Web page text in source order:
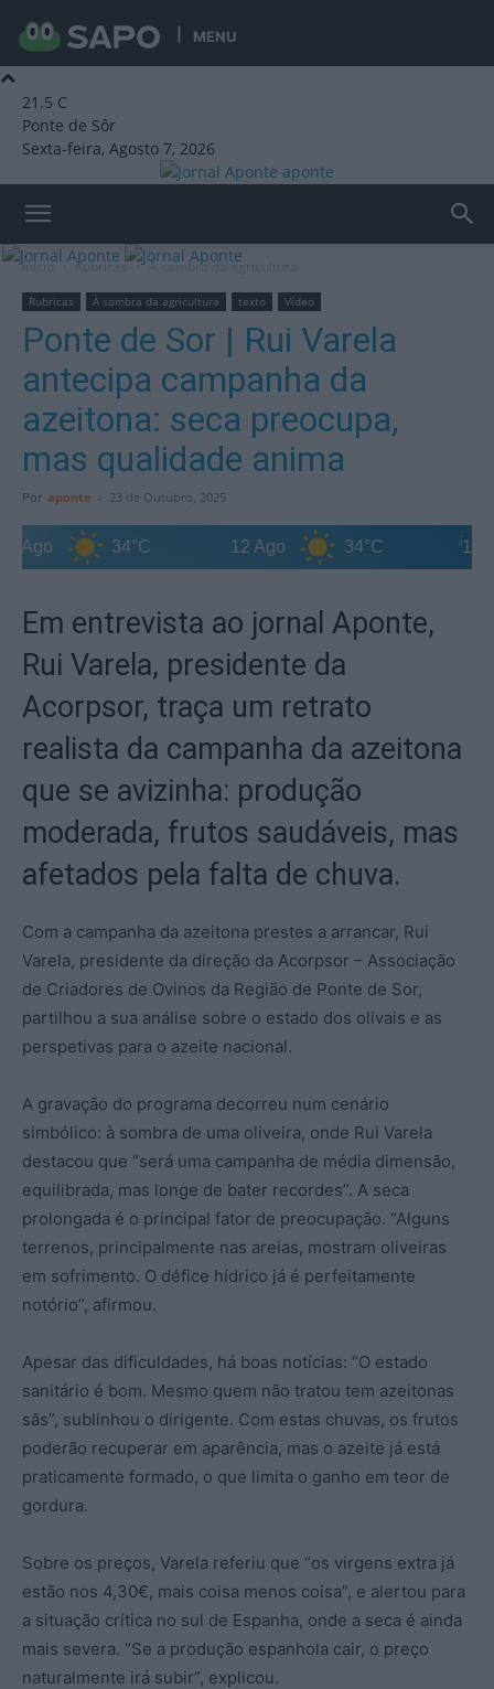
MENU
21.5 C
Ponte de Sôr
Sexta-feira, Agosto 7, 2026
aponte
Início Rubricas À sombra da agricultura
Rubricas À sombra da agricultura texto Vídeo
Ponte de Sor | Rui Varela
antecipa campanha da
azeitona: seca preocupa,
mas qualidade anima
Por aponte - 23 de Outubro, 2025
34°C 12 Ago 34°C 13 Ago
Em entrevista ao jornal Aponte,
Rui Varela, presidente da
Acorpsor, traça um retrato
realista da campanha da azeitona
que se avizinha: produção
moderada, frutos saudáveis, mas
afetados pela falta de chuva.
Com a campanha da azeitona prestes a arrancar, Rui
Varela, presidente da direção da Acorpsor – Associação
de Criadores de Ovinos da Região de Ponte de Sor,
partilhou a sua análise sobre o estado dos olivais e as
perspetivas para o azeite nacional.
A gravação do programa decorreu num cenário
simbólico: à sombra de uma oliveira, onde Rui Varela
destacou que “será uma campanha de média dimensão,
equilibrada, mas longe de bater recordes”. A seca
prolongada é o principal fator de preocupação. “Alguns
terrenos, principalmente nas areias, mostram oliveiras
em sofrimento. O défice hídrico já é perfeitamente
notório”, afirmou.
Apesar das dificuldades, há boas notícias: “O estado
sanitário é bom. Mesmo quem não tratou tem azeitonas
sãs”, sublinhou o dirigente. Com estas chuvas, os frutos
poderão recuperar em aparência, mas o azeite já está
praticamente formado, o que limita o ganho em teor de
gordura.
Sobre os preços, Varela referiu que “os virgens extra já
estão nos 4,30€, mais coisa menos coisa”, e alertou para
a situação crítica no sul de Espanha, onde a seca é ainda
mais severa. “Se a produção espanhola cair, o preço
naturalmente irá subir”, explicou.